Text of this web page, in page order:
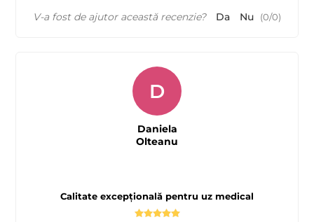
V-a fost de ajutor această recenzie? Da Nu (0/0)
Calitate excepțională pentru uz medical
D
Daniela
Olteanu